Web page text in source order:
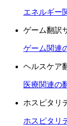
エネルギー
ゲーム翻訳
ゲーム関連
ヘルスケア
医療関連の
ホスピタリ
ホスピタリ